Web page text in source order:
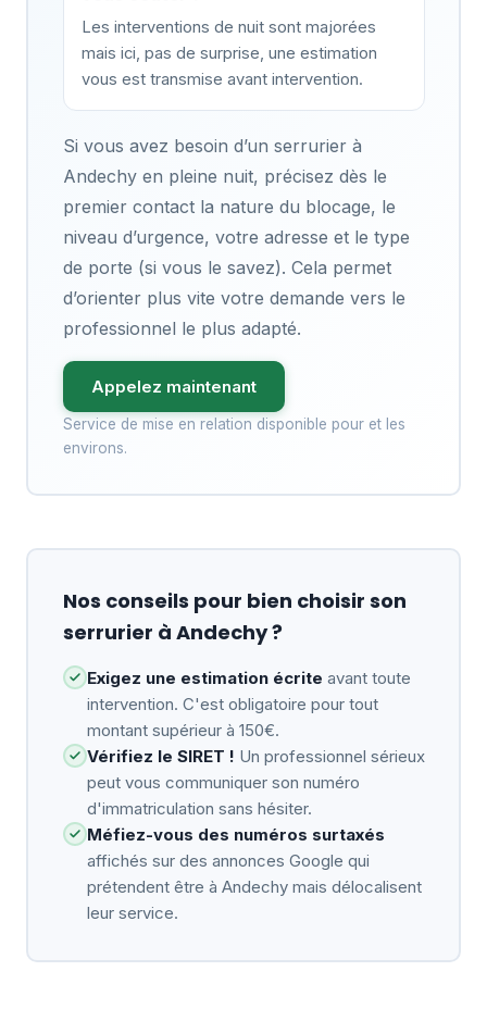
Les interventions de nuit sont majorées
mais ici, pas de surprise, une estimation
vous est transmise avant intervention.
Si vous avez besoin d’un serrurier à
Andechy en pleine nuit, précisez dès le
premier contact la nature du blocage, le
niveau d’urgence, votre adresse et le type
de porte (si vous le savez). Cela permet
d’orienter plus vite votre demande vers le
professionnel le plus adapté.
Appelez maintenant
Service de mise en relation disponible pour et les
environs.
Nos conseils pour bien choisir son
serrurier à Andechy ?
Exigez une estimation écrite avant toute
intervention. C'est obligatoire pour tout
montant supérieur à 150€.
Vérifiez le SIRET ! Un professionnel sérieux
peut vous communiquer son numéro
d'immatriculation sans hésiter.
Méfiez-vous des numéros surtaxés
affichés sur des annonces Google qui
prétendent être à Andechy mais délocalisent
leur service.